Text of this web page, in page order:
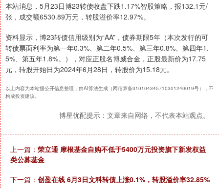
本站消息，5月23日博23转债收盘下跌1.17%智股策略，报132.1元/
张，成交额6530.89万元，转股溢价率12.97%。
资料显示，博23转债信用级别为“AA”，债券期限5年（本次发行的可
转债票面利率为第一年0.3%、第二年0.5%、第三年0.8%、第四年1.
5%、第五年1.8%。），对应正股名博威合金，正股最新价为17.75
元，转股开始日为2024年6月28日，转股价为15.18元。
以上内容为本站据公开信息整理，由AI算法生成（网信算备310104345710301240019号），不
构成投资建议。
博星优配提示：文章来自网络，不代表本站观点。
上一篇： 荣立通 摩根基金自购不低于5400万元投资旗下新发权益
类公募基金
下一篇： 创盈在线 6月3日文科转债上涨0.1%，转股溢价率32.85%